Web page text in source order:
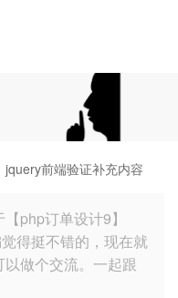
jquery前端验证补充内容
php订单设计9】
得挺不错的，现在就
做个交流。一起跟